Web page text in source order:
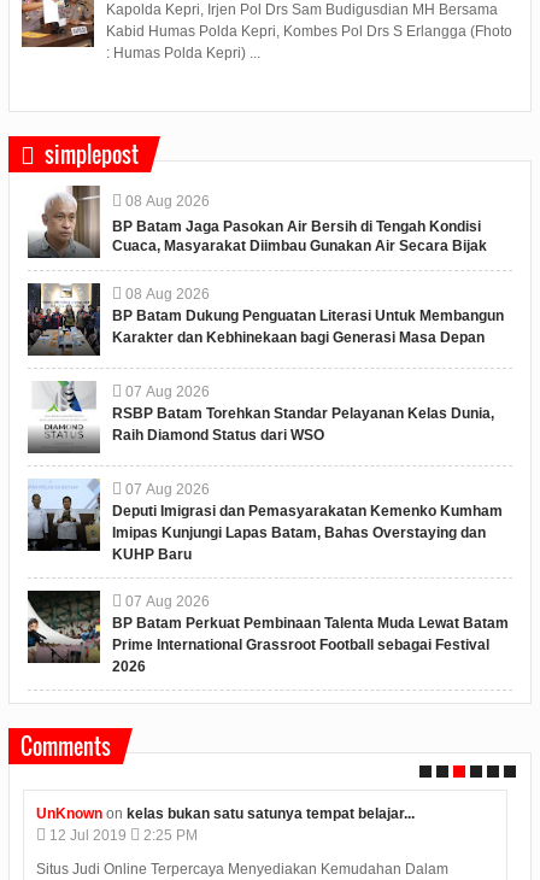
Kapolda Kepri, Irjen Pol Drs Sam Budigusdian MH Bersama
Kabid Humas Polda Kepri, Kombes Pol Drs S Erlangga (Fhoto
: Humas Polda Kepri) ...
simplepost
08 Aug 2026
BP Batam Jaga Pasokan Air Bersih di Tengah Kondisi
Cuaca, Masyarakat Diimbau Gunakan Air Secara Bijak
08 Aug 2026
BP Batam Dukung Penguatan Literasi Untuk Membangun
Karakter dan Kebhinekaan bagi Generasi Masa Depan
07 Aug 2026
RSBP Batam Torehkan Standar Pelayanan Kelas Dunia,
Raih Diamond Status dari WSO
07 Aug 2026
Deputi Imigrasi dan Pemasyarakatan Kemenko Kumham
Imipas Kunjungi Lapas Batam, Bahas Overstaying dan
KUHP Baru
07 Aug 2026
BP Batam Perkuat Pembinaan Talenta Muda Lewat Batam
Prime International Grassroot Football sebagai Festival
2026
Comments
UnKnownon kelas bukan satu satunya tempat belajar...
12 Jul 2019
2:25 PM
Situs Judi Online Terpercaya Menyediakan Kemudahan Dalam